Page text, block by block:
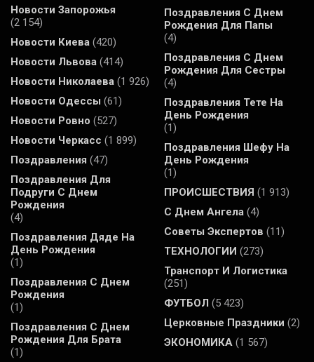
Новости Запорожья
(2 154)
Новости Киева (420)
Новости Львова (414)
Новости Николаева (1 926)
Новости Одессы (61)
Новости Ровно (527)
Новости Черкасс (1 899)
Поздравления (47)
Поздравления Для
Подруги С Днем
Рождения
(4)
Поздравления Дяде На
День Рождения
(1)
Поздравления С Днем
Рождения
(1)
Поздравления С Днем
Рождения Для Брата
(1)
Поздравления С Днем
Рождения Для Папы
(4)
Поздравления С Днем
Рождения Для Сестры
(4)
Поздравления Тете На
День Рождения
(1)
Поздравления Шефу На
День Рождения
(1)
ПРОИСШЕСТВИЯ (1 913)
С Днем Ангела (4)
Советы Экспертов (11)
ТЕХНОЛОГИИ (273)
Транспорт И Логистика
(251)
ФУТБОЛ (5 423)
Церковные Праздники (2)
ЭКОНОМИКА (1 567)